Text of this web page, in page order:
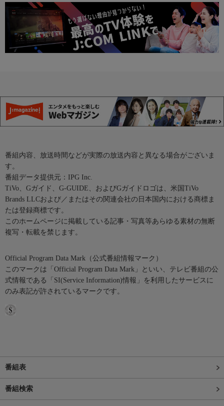
番組内容、放送時間などが実際の放送内容と異なる場合がございま
す。
番組データ提供元：IPG Inc.
TiVo、Gガイド、G-GUIDE、およびGガイドロゴは、米国TiVo
Brands LLCおよび／またはその関連会社の日本国内における商標ま
たは登録商標です。
このホームページに掲載している記事・写真等あらゆる素材の無断
複写・転載を禁じます。
Official Program Data Mark（公式番組情報マーク）
このマークは「Official Program Data Mark」といい、テレビ番組の公
式情報である「SI(Service Information)情報」を利用したサービスに
のみ表記が許されているマークです。
番組表
番組検索